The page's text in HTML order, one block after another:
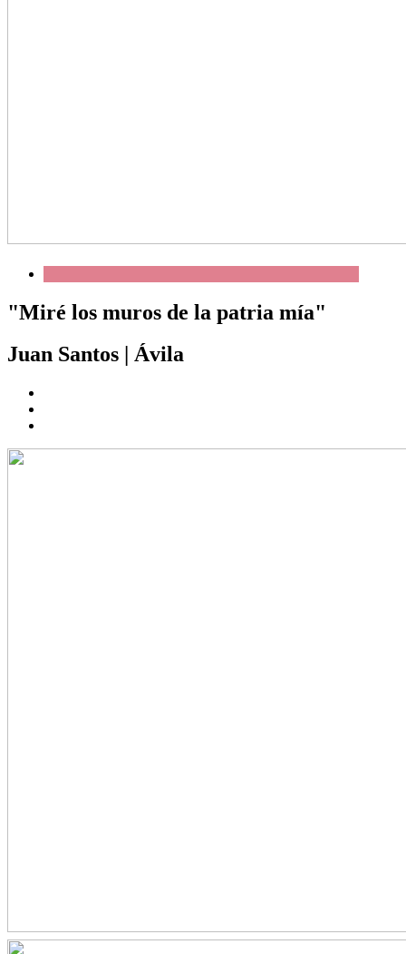
"Miré los muros de la patria mía"
Juan Santos
Ávila